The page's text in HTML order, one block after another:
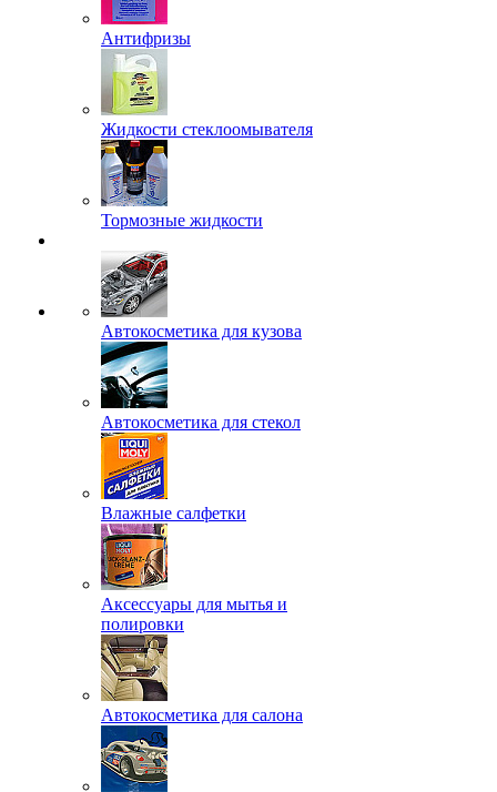
Антифризы
Жидкости стеклоомывателя
Тормозные жидкости
Автокосметика для кузова
Автокосметика для стекол
Влажные салфетки
Аксессуары для мытья и
полировки
Автокосметика для салона